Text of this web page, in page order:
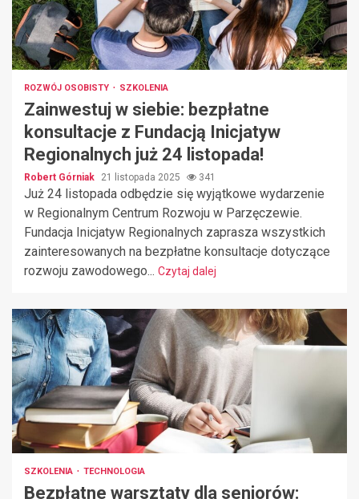
ROZWÓJ OSOBISTY SZKOLENIA
Zainwestuj w siebie: bezpłatne
konsultacje z Fundacją Inicjatyw
Regionalnych już 24 listopada!
Robert Górniak 21 listopada 2025 341
Już 24 listopada odbędzie się wyjątkowe wydarzenie
w Regionalnym Centrum Rozwoju w Parzęczewie.
Fundacja Inicjatyw Regionalnych zaprasza wszystkich
zainteresowanych na bezpłatne konsultacje dotyczące
rozwoju zawodowego... Czytaj dalej
SZKOLENIA TECHNOLOGIA
Bezpłatne warsztaty dla seniorów: